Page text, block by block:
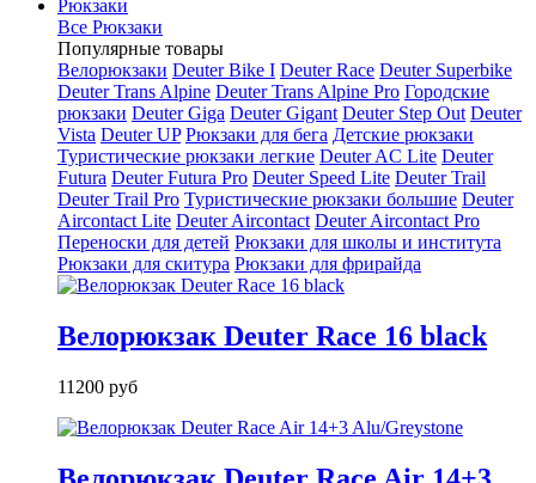
Рюкзаки
Все Рюкзаки
Популярные товары
Велорюкзаки Deuter Bike I Deuter Race Deuter Superbike
Deuter Trans Alpine Deuter Trans Alpine Pro Городские
рюкзаки Deuter Giga Deuter Gigant Deuter Step Out Deuter
Vista Deuter UP Рюкзаки для бега Детские рюкзаки
Туристические рюкзаки легкие Deuter AС Lite Deuter
Futura Deuter Futura Pro Deuter Speed Lite Deuter Trail
Deuter Trail Pro Туристические рюкзаки большие Deuter
Aircontact Lite Deuter Aircontact Deuter Aircontact Pro
Переноски для детей Рюкзаки для школы и института
Рюкзаки для скитура Рюкзаки для фрирайда
Велорюкзак Deuter Race 16 black
11200 руб